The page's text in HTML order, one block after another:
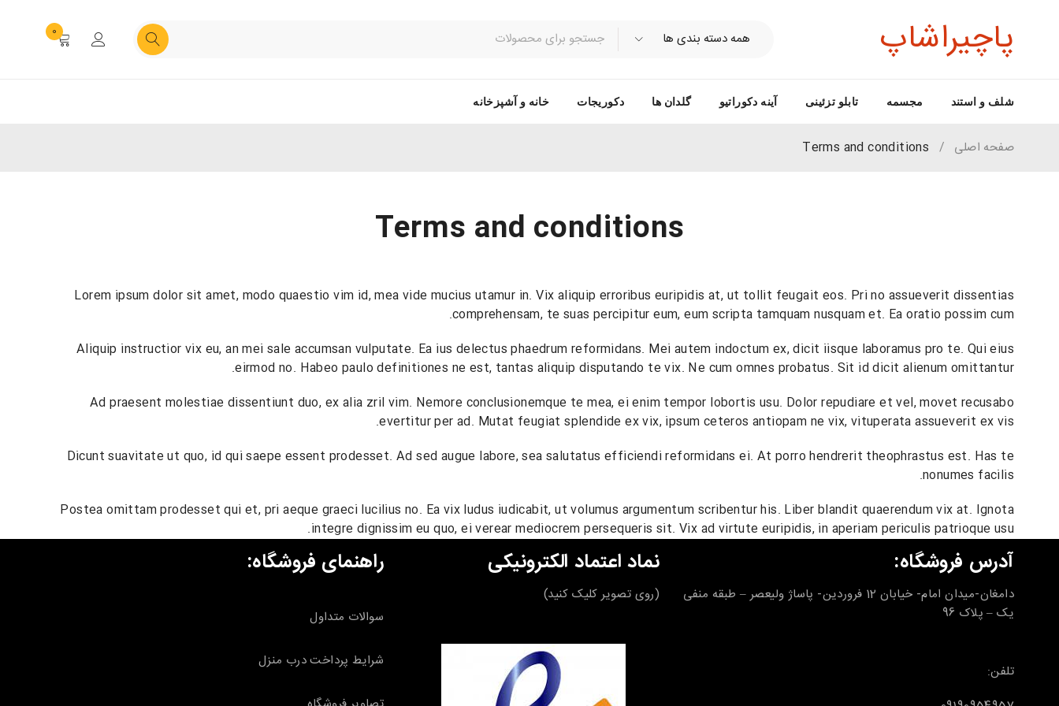
پاچیراشاپ 0
شلف و استند مجسمه تابلو تزئینی آینه دکوراتیو گلدان ها دکوریجات خانه و آشپزخانه
Terms and conditions
صفحه اصلی /
Terms and conditions
Lorem ipsum dolor sit amet, modo quaestio vim id, mea vide mucius utamur in. Vix aliquip erroribus euripidis at, ut tollit feugait eos. Pri no assueverit dissentias
comprehensam, te suas percipitur eum, eum scripta tamquam nusquam et. Ea oratio possim cum.
Aliquip instructior vix eu, an mei sale accumsan vulputate. Ea ius delectus phaedrum reformidans. Mei autem indoctum ex, dicit iisque laboramus pro te. Qui eius
eirmod no. Habeo paulo definitiones ne est, tantas aliquip disputando te vix. Ne cum omnes probatus. Sit id dicit alienum omittantur.
Ad praesent molestiae dissentiunt duo, ex alia zril vim. Nemore conclusionemque te mea, ei enim tempor lobortis usu. Dolor repudiare et vel, movet recusabo
evertitur per ad. Mutat feugiat splendide ex vix, ipsum ceteros antiopam ne vix, vituperata assueverit ex vis.
Dicunt suavitate ut quo, id qui saepe essent prodesset. Ad sed augue labore, sea salutatus efficiendi reformidans ei. At porro hendrerit theophrastus est. Has te
nonumes facilis.
Postea omittam prodesset qui et, pri aeque graeci lucilius no. Ea vix ludus iudicabit, ut volumus argumentum scribentur his. Liber blandit quaerendum vix at. Ignota
integre dignissim eu quo, ei verear mediocrem persequeris sit. Vix ad virtute euripidis, in aperiam periculis patrioque usu.
آدرس فروشگاه:
دامغان-میدان امام- خیابان 12 فروردین- پاساژ ولیعصر – طبقه منفی
یک – پلاک 96
تلفن:
نماد اعتماد الکترونیکی
(روی تصویر کلیک کنید)
راهنمای فروشگاه:
سوالات متداول
شرایط پرداخت درب منزل